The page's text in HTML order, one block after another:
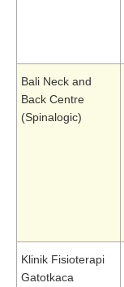
Bali Neck and
Back Centre
(Spinalogic)
Klinik Fisioterapi
Gatotkaca